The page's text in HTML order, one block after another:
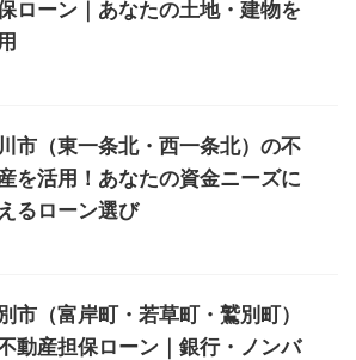
ローン｜あなたの土地・建物を
市（東一条北・西一条北）の不
を活用！あなたの資金ニーズに
るローン選び
市（富岸町・若草町・鷲別町）
動産担保ローン｜銀行・ノンバ